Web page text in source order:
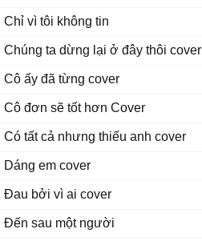
Chỉ vì tôi không tin
Chúng ta dừng lại ở đây thôi cover
Cô ấy đã từng cover
Cô đơn sẽ tốt hơn Cover
Có tất cả nhưng thiếu anh cover
Dáng em cover
Đau bởi vì ai cover
Đến sau một người